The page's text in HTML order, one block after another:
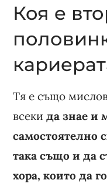
Коя е
Тя е също
всекида знае и
самостоятелно
така също и да
хора, които да